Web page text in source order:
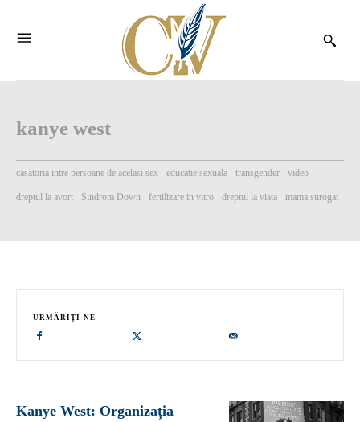
kanye west
casatoria intre persoane de acelasi sex educatie sexuala transgender video
dreptul la avort Sindrom Down fertilizare in vitro dreptul la viata mama surogat
Kanye West: Organizația
URMĂRIȚI-NE